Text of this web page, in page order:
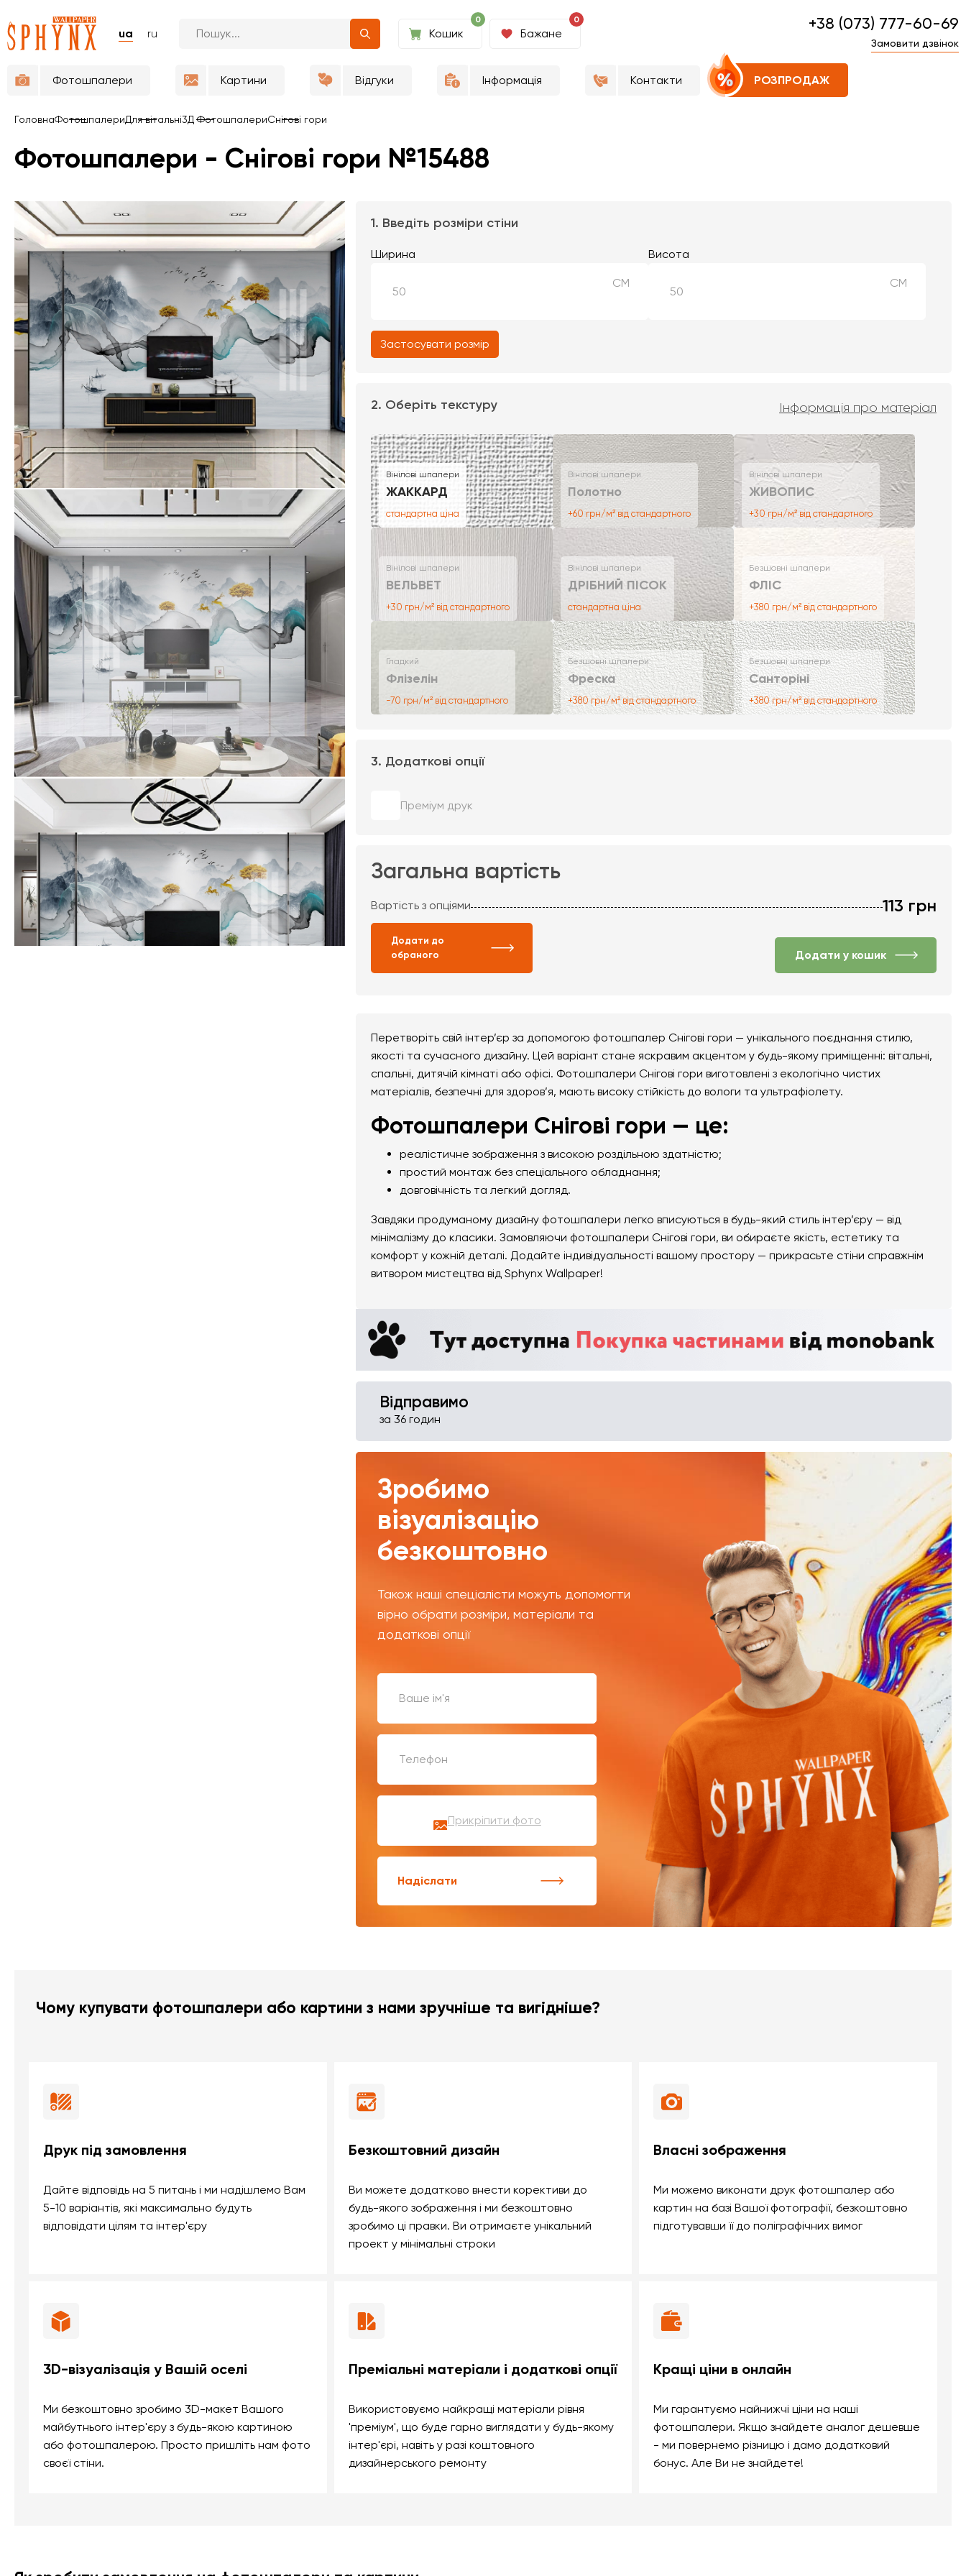
ua ru
0
Кошик
0
Бажане
+38 (073) 777-60-69
Замовити дзвінок
Фотошпалери Картини Відгуки Інформація Контакти РОЗПРОДАЖ
ГоловнаФотошпалериДля вітальні3Д ФотошпалериСнігові гори
Фотошпалери - Снігові гори №15488
1. Введіть розміри стіни
Ширина
СМ
Висота
СМ
Застосувати розмір
2. Оберіть текстуру Інформація про матеріал
Вінілові шпалери
ЖАККАРД
стандартна ціна
Вінілові шпалери
Полотно
+60 грн/м² від стандартного
Вінілові шпалери
ЖИВОПИС
+30 грн/м² від стандартного
Вінілові шпалери
ВЕЛЬВЕТ
+30 грн/м² від стандартного
Вінілові шпалери
ДРІБНИЙ ПІСОК
стандартна ціна
Безшовні шпалери
ФЛІС
+380 грн/м² від стандартного
Гладкий
Флізелін
-70 грн/м² від стандартного
Безшовні шпалери
Фреска
+380 грн/м² від стандартного
Безшовні шпалери
Санторіні
+380 грн/м² від стандартного
3. Додаткові опції
Преміум друк
Загальна вартість
Вартість з опціями 113 грн
Додати до
обраного
Додати у кошик
Перетворіть свій інтер’єр за допомогою фотошпалер Снігові гори — унікального поєднання стилю,
якості та сучасного дизайну. Цей варіант стане яскравим акцентом у будь-якому приміщенні: вітальні,
спальні, дитячій кімнаті або офісі. Фотошпалери Снігові гори виготовлені з екологічно чистих
матеріалів, безпечні для здоров’я, мають високу стійкість до вологи та ультрафіолету.
Фотошпалери Снігові гори — це:
реалістичне зображення з високою роздільною здатністю;
простий монтаж без спеціального обладнання;
довговічність та легкий догляд.
Завдяки продуманому дизайну фотошпалери легко вписуються в будь-який стиль інтер’єру — від
мінімалізму до класики. Замовляючи фотошпалери Снігові гори, ви обираєте якість, естетику та
комфорт у кожній деталі. Додайте індивідуальності вашому простору — прикрасьте стіни справжнім
витвором мистецтва від Sphynx Wallpaper!
Відправимо
за 36 годин
Зробимо
візуалізацію
безкоштовно
Також наші спеціалісти можуть допомогти
вірно обрати розміри, матеріали та
додаткові опції
Прикріпити фото
Надіслати
Чому купувати фотошпалери або картини з нами зручніше та вигідніше?
Друк під замовлення
Дайте відповідь на 5 питань і ми надішлемо Вам
5-10 варіантів, які максимально будуть
відповідати цілям та інтер'єру
Безкоштовний дизайн
Ви можете додатково внести корективи до
будь-якого зображення і ми безкоштовно
зробимо ці правки. Ви отримаєте унікальний
проект у мінімальні строки
Власні зображення
Ми можемо виконати друк фотошпалер або
картин на базі Вашої фотографії, безкоштовно
підготувавши її до поліграфічних вимог
3D-візуалізація у Вашій оселі
Ми безкоштовно зробимо 3D-макет Вашого
майбутнього інтер'єру з будь-якою картиною
або фотошпалерою. Просто пришліть нам фото
своєї стіни.
Преміальні матеріали і додаткові опції
Використовуємо найкращі матеріали рівня
'преміум', що буде гарно виглядати у будь-якому
інтер'єрі, навіть у разі коштовного
дизайнерського ремонту
Кращі ціни в онлайн
Ми гарантуємо найнижчі ціни на наші
фотошпалери. Якщо знайдете аналог дешевше
- ми повернемо різницю і дамо додатковий
бонус. Але Ви не знайдете!